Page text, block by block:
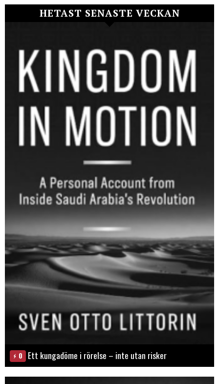
HETAST SENASTE VECKAN
0 Ett kungadöme i rörelse – inte utan risker